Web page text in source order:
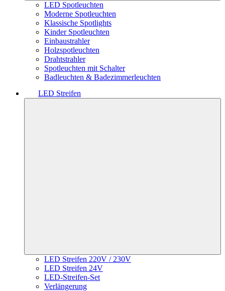
LED Spotleuchten
Moderne Spotleuchten
Klassische Spotlights
Kinder Spotleuchten
Einbaustrahler
Holzspotleuchten
Drahtstrahler
Spotleuchten mit Schalter
Badleuchten & Badezimmerleuchten
LED Streifen
LED Streifen 220V / 230V
LED Streifen 24V
LED-Streifen-Set
Verlängerung